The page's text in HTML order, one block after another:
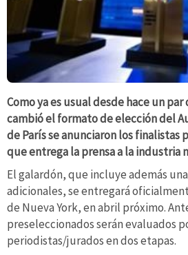
Como ya es usual desde hace un
cambió el formato de elección del
de París se anunciaron los finalistas
que entrega la prensa a la industria
El galardón, que incluye además
adicionales, se entregará
de Nueva York, en abril próximo.
preseleccionados serán evaluados
periodistas/jurados en dos etapas.